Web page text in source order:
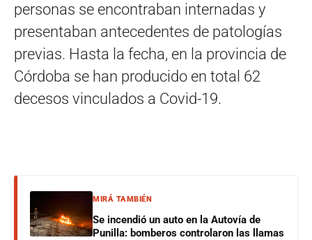
personas se encontraban internadas y
presentaban antecedentes de patologías
previas. Hasta la fecha, en la provincia de
Córdoba se han producido en total 62
decesos vinculados a Covid-19.
MIRÁ TAMBIÉN
Se incendió un auto en la Autovía de
Punilla: bomberos controlaron las llamas